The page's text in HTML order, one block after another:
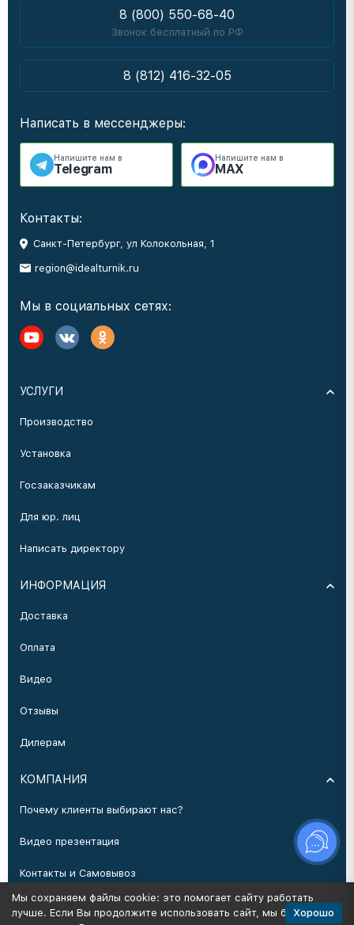
8 (800) 550-68-40
Звонок бесплатный по РФ
8 (812) 416-32-05
Написать в мессенджеры:
Напишите нам в
Telegram
Напишите нам в
MAX
Контакты:
Санкт-Петербург, ул Колокольная, 1
region@idealturnik.ru
Мы в социальных сетях:
УСЛУГИ
Производство
Установка
Госзаказчикам
Для юр. лиц
Написать директору
ИНФОРМАЦИЯ
Доставка
Оплата
Видео
Отзывы
Дилерам
КОМПАНИЯ
Почему клиенты выбирают нас?
Видео презентация
Контакты и Самовывоз
Производство
Мы сохраняем файлы cookie: это помогает сайту работать
лучше. Если Вы продолжите использовать сайт, мы будемХорошо